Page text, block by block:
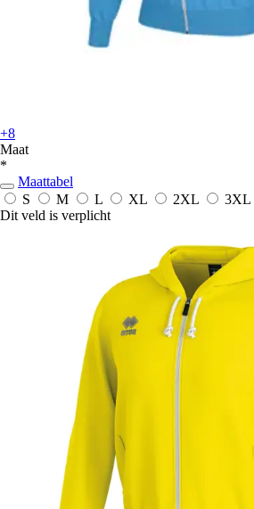
+8
Maat
*
Maattabel
S
M L XL 2XL 3XL
Dit veld is verplicht